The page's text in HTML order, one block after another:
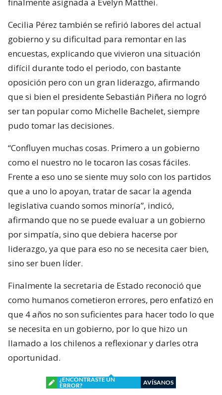
Cecilia Pérez también se refirió labores del actual
gobierno y su dificultad para remontar en las
encuestas, explicando que vivieron una situación
difícil durante todo el periodo, con bastante
oposición pero con un gran liderazgo, afirmando
que si bien el presidente Sebastián Piñera no logró
ser tan popular como Michelle Bachelet, siempre
pudo tomar las decisiones.
“Confluyen muchas cosas. Primero a un gobierno
como el nuestro no le tocaron las cosas fáciles.
Frente a eso uno se siente muy solo con los partidos
que a uno lo apoyan, tratar de sacar la agenda
legislativa cuando somos minoría”, indicó,
afirmando que no se puede evaluar a un gobierno
por simpatía, sino que debiera hacerse por
liderazgo, ya que para eso no se necesita caer bien,
sino ser buen líder.
Finalmente la secretaria de Estado reconoció que
como humanos cometieron errores, pero enfatizó en
que 4 años no son suficientes para hacer todo lo que
se necesita en un gobierno, por lo que hizo un
llamado a los chilenos a reflexionar y darles otra
oportunidad.
¿ENCONTRASTE UN
ERROR?
AVÍSANOS